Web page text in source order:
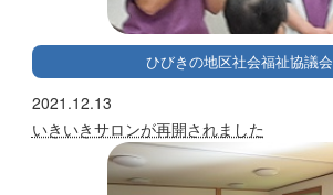
ひびきの地区社会福祉協議会
2021.12.13
いきいきサロンが再開されました